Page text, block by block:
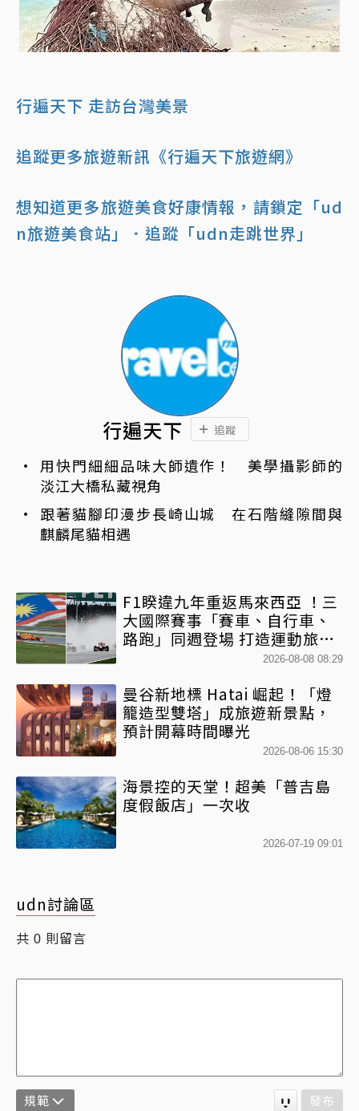
行遍天下 走訪台灣美景
追蹤更多旅遊新訊《行遍天下旅遊網》
想知道更多旅遊美食好康情報，請鎖定「ud
n旅遊美食站」
．追蹤「udn走跳世界」
行遍天下 追蹤
用快門細細品味大師遺作！ 美學攝影師的
淡江大橋私藏視角
跟著貓腳印漫步長崎山城 在石階縫隙間與
麒麟尾貓相遇
F1睽違九年重返馬來西亞 ！三
大國際賽事「賽車、自行車、
路跑」同週登場 打造運動旅遊
2026-08-08 08:29
曼谷新地標 Hatai 崛起！「燈
籠造型雙塔」成旅遊新景點，
預計開幕時間曝光
2026-08-06 15:30
海景控的天堂！超美「普吉島
度假飯店」一次收
2026-07-19 09:01
udn討論區
共 0 則留言
規範 發布